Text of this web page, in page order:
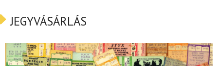
JEGYVÁSÁRLÁS